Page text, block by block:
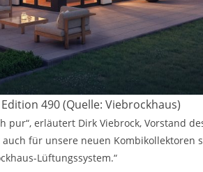
490 (Quelle: Viebrockhaus)
pur“, erläutert Dirk Viebrock, Vorstand
für unsere neuen Kombikollektoren
Lüftungssystem.“